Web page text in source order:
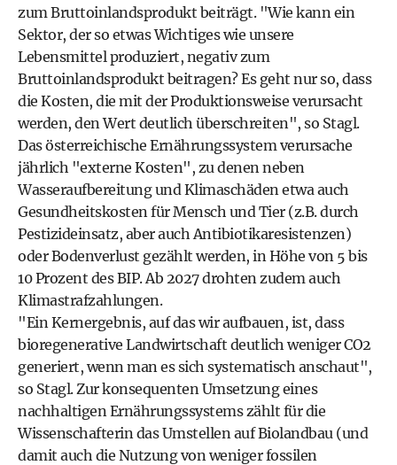
zum Bruttoinlandsprodukt beiträgt. "Wie kann ein
Sektor, der so etwas Wichtiges wie unsere
Lebensmittel produziert, negativ zum
Bruttoinlandsprodukt beitragen? Es geht nur so, dass
die Kosten, die mit der Produktionsweise verursacht
werden, den Wert deutlich überschreiten", so Stagl.
Das österreichische Ernährungssystem verursache
jährlich "externe Kosten", zu denen neben
Wasseraufbereitung und Klimaschäden etwa auch
Gesundheitskosten für Mensch und Tier (z.B. durch
Pestizideinsatz, aber auch Antibiotikaresistenzen)
oder Bodenverlust gezählt werden, in Höhe von 5 bis
10 Prozent des BIP. Ab 2027 drohten zudem auch
Klimastrafzahlungen.
"Ein Kernergebnis, auf das wir aufbauen, ist, dass
bioregenerative Landwirtschaft deutlich weniger CO2
generiert, wenn man es sich systematisch anschaut",
so Stagl. Zur konsequenten Umsetzung eines
nachhaltigen Ernährungssystems zählt für die
Wissenschafterin das Umstellen auf Biolandbau (und
damit auch die Nutzung von weniger fossilen